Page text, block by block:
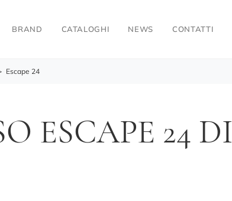
BRAND CATALOGHI NEWS CONTATTI
Escape 24
ESCAPE 24 DI